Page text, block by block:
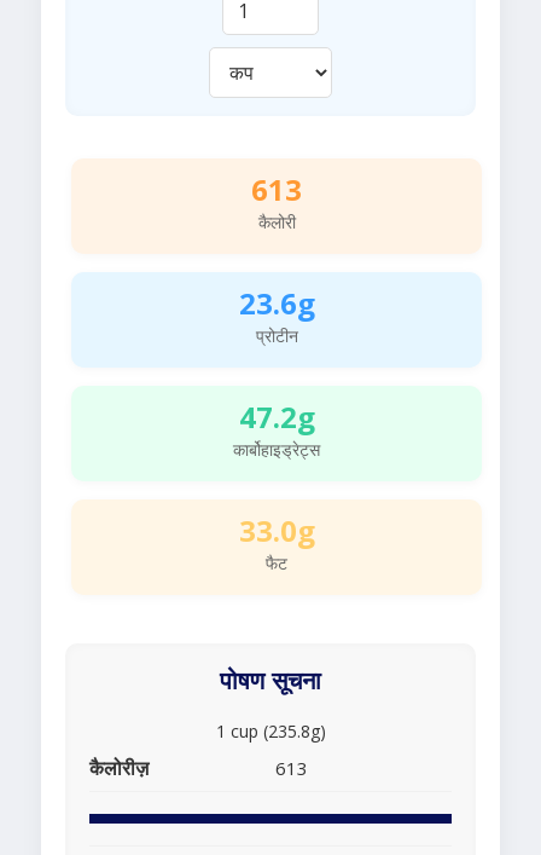
613
कैलोरी
23.6g
प्रोटीन
47.2g
कार्बोहाइड्रेट्स
33.0g
फैट
पोषण सूचना
1 cup (235.8g)
कैलोरीज़ 613